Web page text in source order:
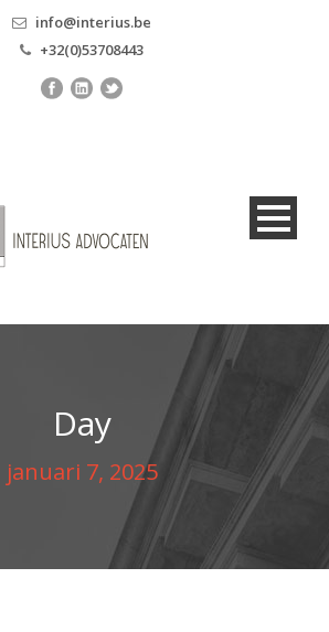
info@interius.be
+32(0)53708443
Day
januari 7, 2025